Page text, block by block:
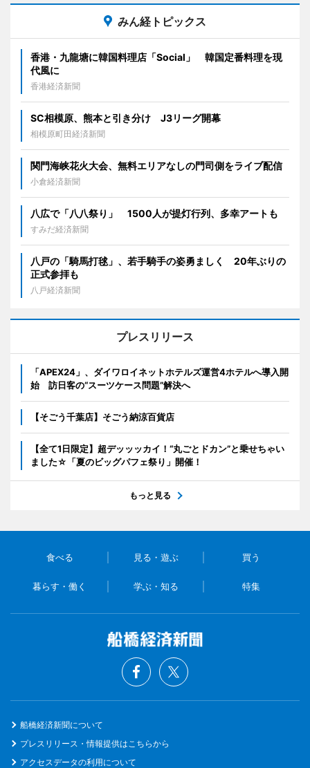
みん経トピックス
香港・九龍塘に韓国料理店「Social」 韓国定番料理を現
代風に
香港経済新聞
SC相模原、熊本と引き分け J3リーグ開幕
相模原町田経済新聞
関門海峡花火大会、無料エリアなしの門司側をライブ配信
小倉経済新聞
八広で「八八祭り」 1500人が提灯行列、多幸アートも
すみだ経済新聞
八戸の「騎馬打毬」、若手騎手の姿勇ましく 20年ぶりの
正式参拝も
八戸経済新聞
プレスリリース
「APEX24」、ダイワロイネットホテルズ運営4ホテルへ導入開
始 訪日客の“スーツケース問題”解決へ
【そごう千葉店】そごう納涼百貨店
【全て1日限定】超デッッッカイ！“丸ごとドカン”と乗せちゃい
ました☆「夏のビッグパフェ祭り」開催！
もっと見る
食べる 見る・遊ぶ 買う
暮らす・働く 学ぶ・知る 特集
船橋経済新聞について
プレスリリース・情報提供はこちらから
アクセスデータの利用について